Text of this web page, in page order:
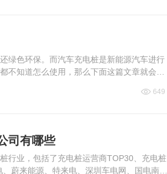
绿色环保。而汽车充电桩是新能源汽车进行
不知道怎么使用，那么下面这篇文章就会为
649
司有哪些
行业，包括了充电桩运营商TOP30、充电桩
蔚来能源、特来电、深圳车电网、国电南